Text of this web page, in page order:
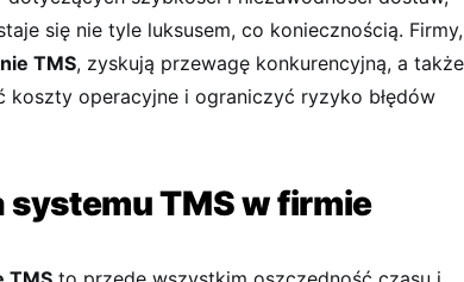
się nie tyle luksusem, co koniecznością.
TMS, zyskują przewagę konkurencyjną, a także
koszty operacyjne i ograniczyć ryzyko błędów
TMS w firmie